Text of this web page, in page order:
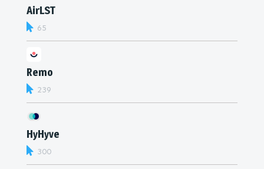
AirLST
65
Remo
239
HyHyve
300